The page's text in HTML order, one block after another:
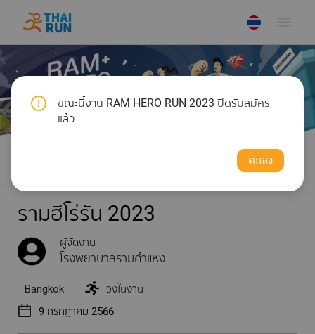
รามฮีโร่รัน 2023
ผู้จัดงาน
โรงพยาบาลรามคำแหง
Bangkok
วิ่งในงาน
9 กรกฎาคม 2566
ขณะนี้งาน RAM HERO RUN 2023 ปิดรับสมัคร
แล้ว
ตกลง